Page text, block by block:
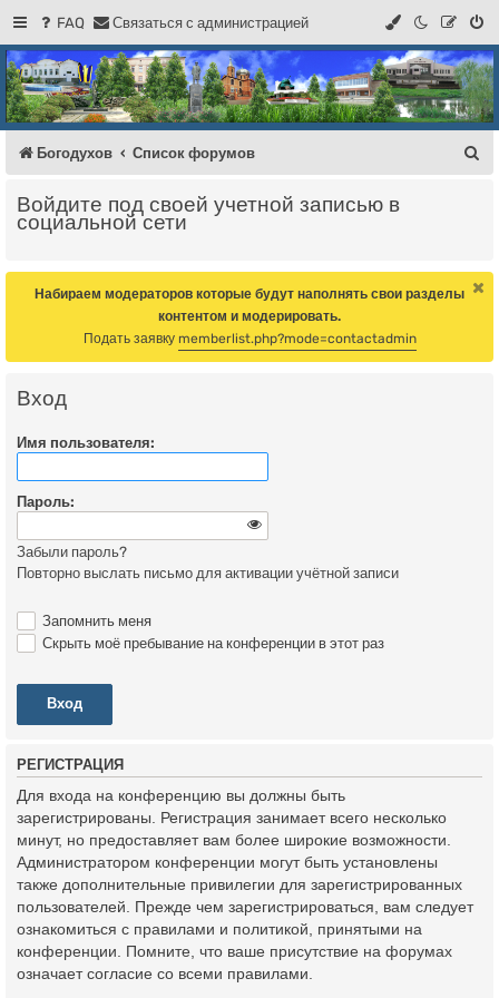
FAQ Связаться с администрацией
Регистрация
Форум Богодухова
Богодухов
Богодухов Список форумов
к
Войдите под своей учетной записью в
социальной сети
Набираем модераторов которые будут наполнять свои разделы
контентом и модерировать.
Подать заявку memberlist.php?mode=contactadmin
Вход
Имя пользователя:
Пароль:
Забыли пароль?
Повторно выслать письмо для активации учётной записи
Запомнить меня
Скрыть моё пребывание на конференции в этот раз
РЕ ГИСТРАЦИЯ
Для входа на конференцию вы должны быть
зарегистрированы. Регистрация занимает всего несколько
минут, но предоставляет вам более широкие возможности.
Администратором конференции могут быть установлены
также дополнительные привилегии для зарегистрированных
пользователей. Прежде чем зарегистрироваться, вам следует
ознакомиться с правилами и политикой, принятыми на
конференции. Помните, что ваше присутствие на форумах
означает согласие со всеми правилами.